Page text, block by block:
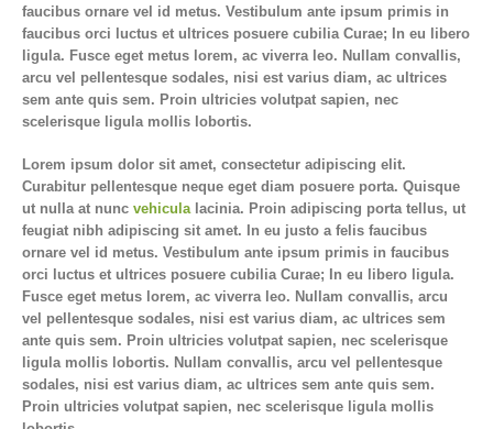
faucibus ornare vel id metus. Vestibulum ante ipsum primis in
faucibus orci luctus et ultrices posuere cubilia Curae; In eu libero
ligula. Fusce eget metus lorem, ac viverra leo. Nullam convallis,
arcu vel pellentesque sodales, nisi est varius diam, ac ultrices
sem ante quis sem. Proin ultricies volutpat sapien, nec
scelerisque ligula mollis lobortis.
Lorem ipsum dolor sit amet, consectetur adipiscing elit.
Curabitur pellentesque neque eget diam posuere porta. Quisque
ut nulla at nunc vehicula lacinia. Proin adipiscing porta tellus, ut
feugiat nibh adipiscing sit amet. In eu justo a felis faucibus
ornare vel id metus. Vestibulum ante ipsum primis in faucibus
orci luctus et ultrices posuere cubilia Curae; In eu libero ligula.
Fusce eget metus lorem, ac viverra leo. Nullam convallis, arcu
vel pellentesque sodales, nisi est varius diam, ac ultrices sem
ante quis sem. Proin ultricies volutpat sapien, nec scelerisque
ligula mollis lobortis. Nullam convallis, arcu vel pellentesque
sodales, nisi est varius diam, ac ultrices sem ante quis sem.
Proin ultricies volutpat sapien, nec scelerisque ligula mollis